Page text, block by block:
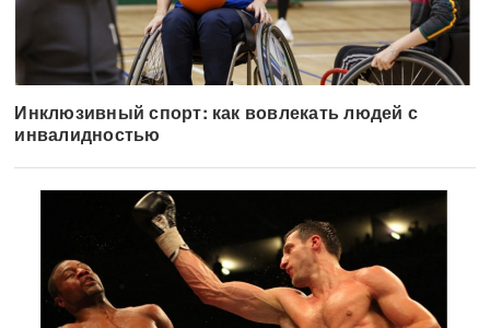
Инклюзивный спорт: как вовлекать людей с
инвалидностью